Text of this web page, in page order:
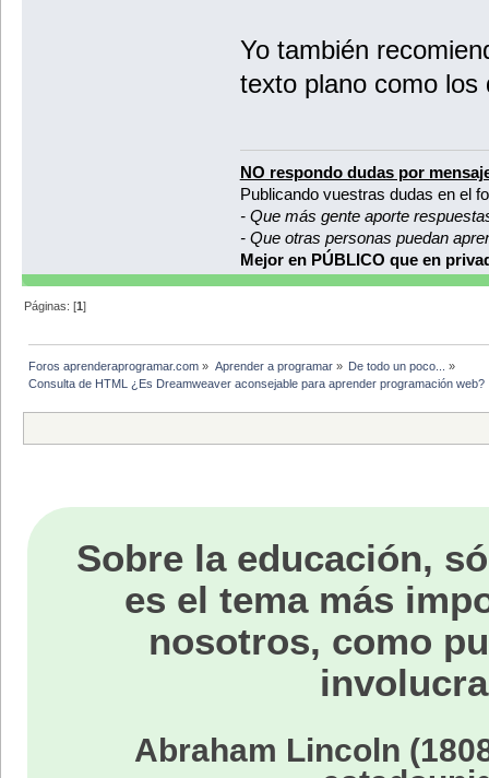
Yo también
texto plano como los
NO respondo dudas por
Publicando vuestras dudas en el
- Que más gente aporte
- Que otras personas puedan
Mejor en PÚBLICO que en
Páginas: [1]
Foros aprenderaprogramar.com » Aprender a programar» De todo un poco...
»
Consulta de HTML ¿Es Dreamweaver aconsejable para aprender programación web?
Sobre la educación,
es el tema más
nosotros, como
Abraham Lincoln